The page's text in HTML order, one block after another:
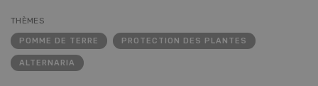
THÈMES
POMME DE TERRE PROTECTION DES PLANTES
ALTERNARIA